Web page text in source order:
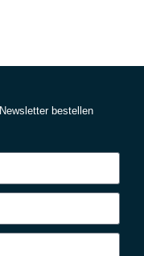
Newsletter bestellen